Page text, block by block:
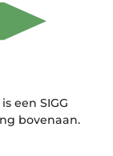
een SIGG
bovenaan.